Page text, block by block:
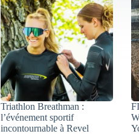
Triathlon Breathman :
l’événement sportif
incontournable à Revel